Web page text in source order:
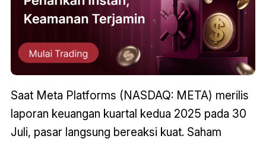
Saat Meta Platforms (NASDAQ: META) merilis
laporan keuangan kuartal kedua 2025 pada 30
Juli, pasar langsung bereaksi kuat. Saham